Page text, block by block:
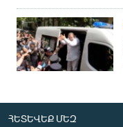
ՀԵՏԵՎԵՔ ՄԵԶ